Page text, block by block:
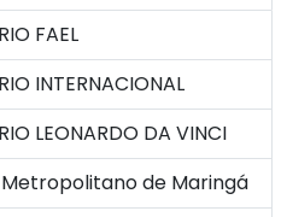
FAEL
INTERNACIONAL
LEONARDO DA VINCI
de Maringá